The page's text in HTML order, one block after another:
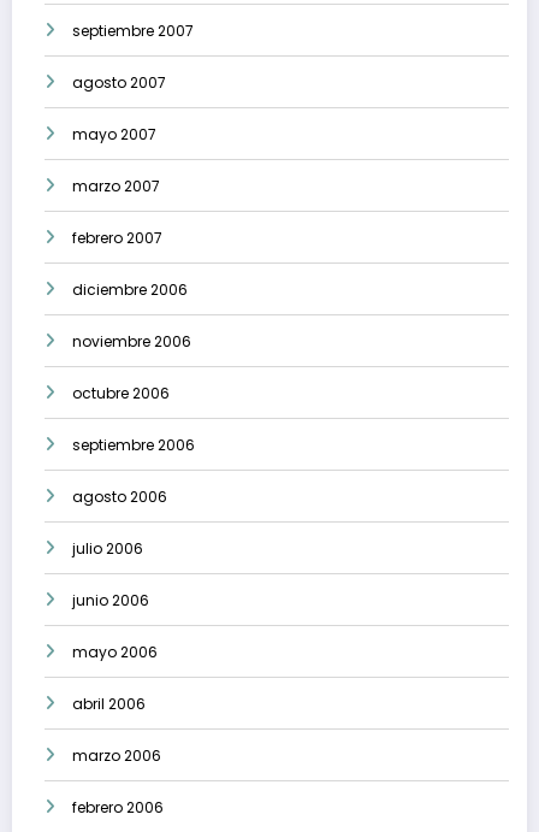
septiembre 2007
agosto 2007
mayo 2007
marzo 2007
febrero 2007
diciembre 2006
noviembre 2006
octubre 2006
septiembre 2006
agosto 2006
julio 2006
junio 2006
mayo 2006
abril 2006
marzo 2006
febrero 2006